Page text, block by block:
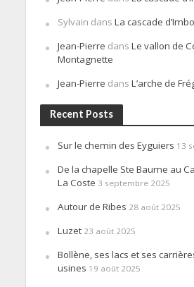
Sylvain dans La cascade
Jean-Pierre dans Le vallon de
Montagnette
Jean-Pierre dans L’arche de
Recent Posts
Sur le chemin des Eyguiers 13
De la chapelle Ste Baume au
La Coste 3 septembre 2025
Autour de Ribes 28 août 2025
Luzet 23 août 2025
Bollène, ses lacs et ses
usines 19 août 2025